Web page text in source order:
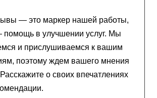
— это маркер нашей работы,
помощь в улучшении услуг. Мы
и прислушиваемся к вашим
поэтому ждем вашего мнения
о своих впечатлениях